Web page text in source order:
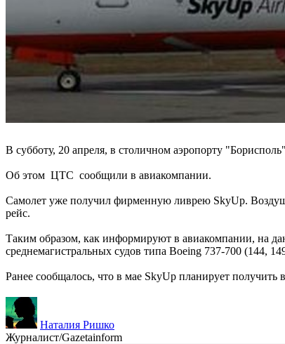
В субботу, 20 апреля, в столичном аэропорту
Об этом ЦТС сообщили в авиакомпании.
Самолет уже получил фирменную ливрею SkyUp.
рейс.
Таким образом, как информируют в авиакомпании, на
среднемагистральных судов типа Boeing 737-700 (144,
Ранее сообщалось, что в мае SkyUp планирует
Наталия Ришко
Журналист/Gazetainform